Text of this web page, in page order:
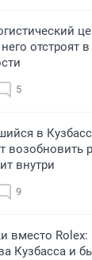
отстроят
5
в
возобновить
внутри
9
вместо Rolex:
Кузбасса и